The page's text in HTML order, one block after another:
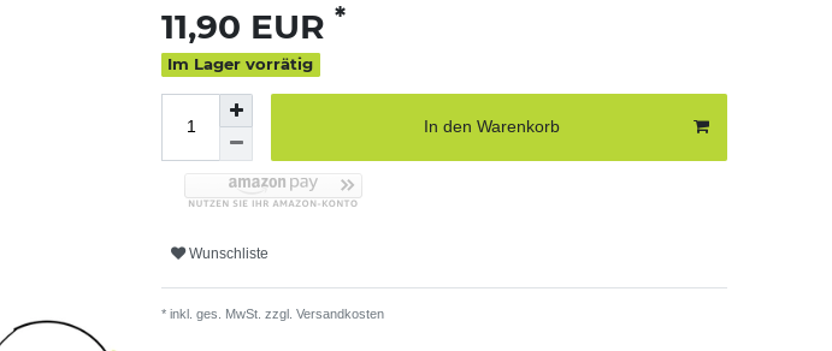
11,90 EUR *
Im Lager vorrätig
In den Warenkorb
Wunschliste
* inkl. ges. MwSt. zzgl. Versandkosten